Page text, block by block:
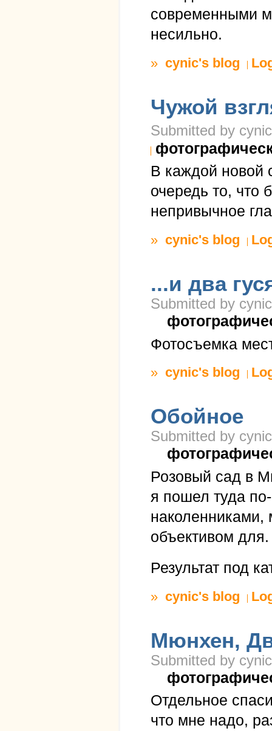
современными
несильно.
» cynic's blog
Чужой
Submitted by
В каждой новой
очередь то, что
непривычное
» cynic's blog
...и два
Submitted by
Фотосъемка
» cynic's blog
Обойное
Submitted by
Розовый сад в
я пошел туда
объективом для.
Результат под
» cynic's blog
Мюнхен,
Submitted by
Отдельное
что мне надо,